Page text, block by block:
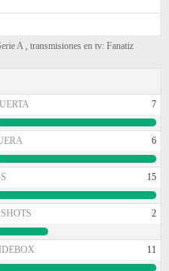
A , transmisiones en tv: Fanatiz
7
6
15
2
11